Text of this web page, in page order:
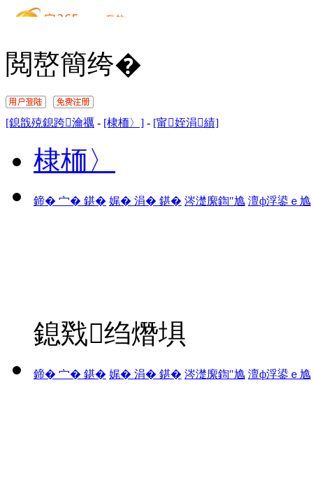
閲嶅簡绔�
[鎴戠殑鎴跨瀹禲 - [棣栭〉] - [甯姪涓績]
棣栭〉
鍗� 宀� 鍖� 娓� 涓� 鍖� 涔濋緳鍧″尯 澶ф浮鍙ｅ尯
鎴戣绉熸埧
鍗� 宀� 鍖� 娓� 涓� 鍖� 涔濋緳鍧″尯 澶ф浮鍙ｅ尯